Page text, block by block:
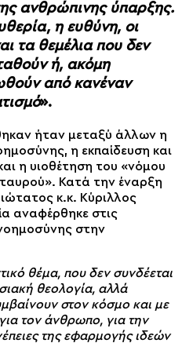
ανθρώπινης ύπαρξης.
η ευθύνη, οι
τα θεμέλια που δεν
ή, ακόμη
από κανέναν
».
ήταν μεταξύ άλλων η
η εκπαίδευση και
η υιοθέτηση του «νόμου
Κατά την έναρξη
κ.κ. Κύριλλος
αναφέρθηκε στις
στην
θέμα, που δεν συνδέεται
θεολογία, αλλά
στον κόσμο και με
για τον άνθρωπο, για την
της εφαρμογής ιδεών